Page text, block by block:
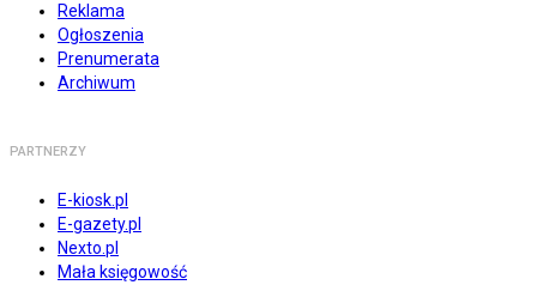
Reklama
Ogłoszenia
Prenumerata
Archiwum
PARTNERZY
E-kiosk.pl
E-gazety.pl
Nexto.pl
Mała księgowość